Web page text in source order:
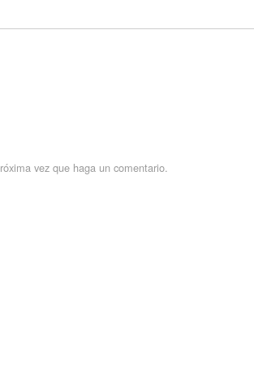
vez que haga un comentario.